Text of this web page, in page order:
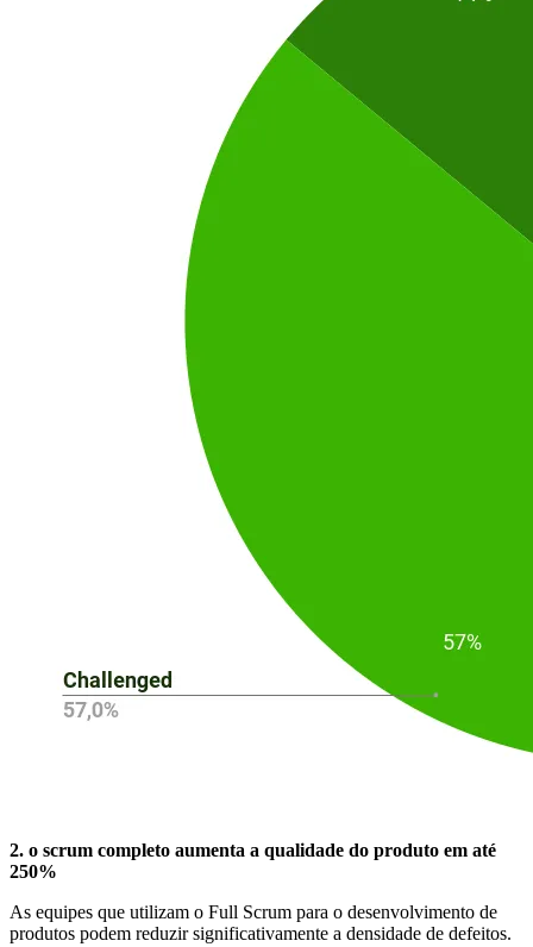
2. o scrum completo aumenta a qualidade do produto em até
250%
As equipes que utilizam o Full Scrum para o desenvolvimento de
produtos podem reduzir significativamente a densidade de defeitos.